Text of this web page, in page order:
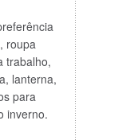
roupa
trabalho,
lanterna,
para
inverno.